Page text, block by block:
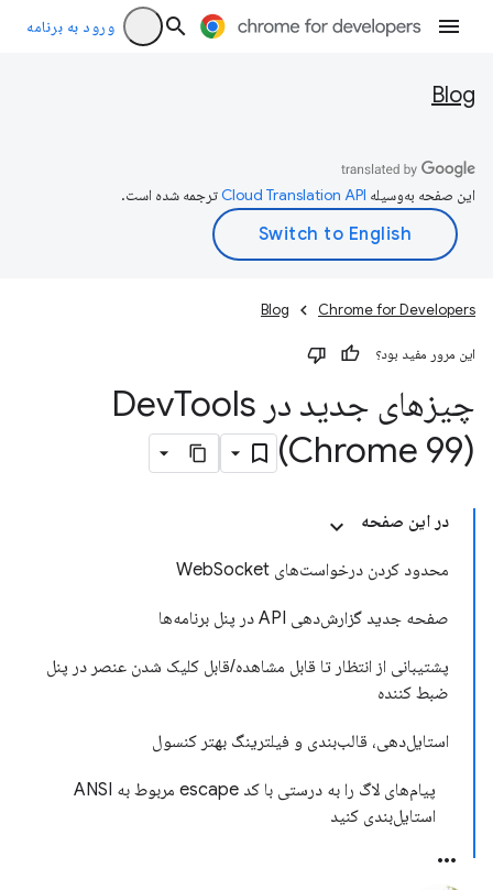
ورود به برنامه
Blog
این صفحه به‌وسیله ترجمه شده است.
Chrome for Developers
Blog
این مرور مفید بود؟
چیزهای جدید در Dev Tools
(Chrome 99)
در این صفحه
محدود کردن درخواست‌های WebSocket
صفحه جدید گزارش‌دهی API در پنل برنامه‌ها
پشتیبانی از انتظار تا قابل مشاهده/قابل کلیک شدن عنصر در پنل
ضبط کننده
استایل‌دهی، قالب‌بندی و فیلترینگ بهتر کنسول
پیام‌های لاگ را به درستی با کد escape مربوط به ANSI
استایل‌بندی کنید